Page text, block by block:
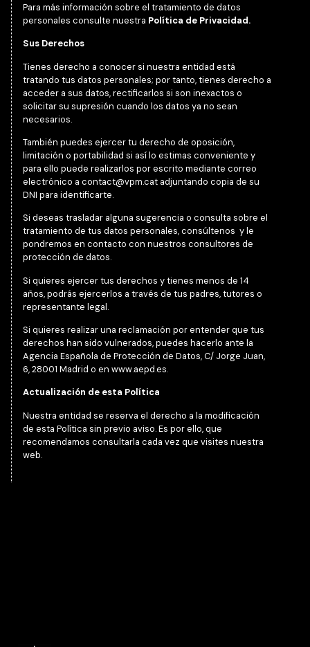
Para más información sobre el tratamiento de datos
personales consulte nuestra Política de Privacidad.
Sus Derechos
Tienes derecho a conocer si nuestra entidad está
tratando tus datos personales; por tanto, tienes derecho a
acceder a sus datos, rectificarlos si son inexactos o
solicitar su supresión cuando los datos ya no sean
necesarios.
También puedes ejercer tu derecho de oposición,
limitación o portabilidad si así lo estimas conveniente y
para ello puede realizarlos por escrito mediante correo
electrónico a contact@vpm.cat adjuntando copia de su
DNI para identificarte.
Si deseas trasladar alguna sugerencia o consulta sobre el
tratamiento de tus datos personales, consúltenos y le
pondremos en contacto con nuestros consultores de
protección de datos.
Si quieres ejercer tus derechos y tienes menos de 14
años, podrás ejercerlos a través de tus padres, tutores o
representante legal.
Si quieres realizar una reclamación por entender que tus
derechos han sido vulnerados, puedes hacerlo ante la
Agencia Española de Protección de Datos, C/ Jorge Juan,
6, 28001 Madrid o en www.aepd.es.
Actualización de esta Política
Nuestra entidad se reserva el derecho a la modificación
de esta Política sin previo aviso. Es por ello, que
recomendamos consultarla cada vez que visites nuestra
web.